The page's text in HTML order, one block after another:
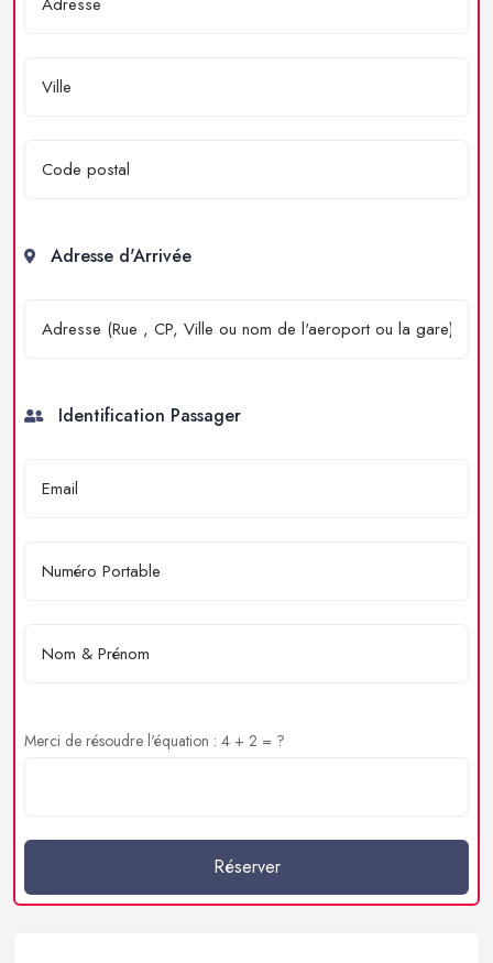
Adresse d'Arrivée
Identification Passager
Merci de résoudre l'équation : 4 + 2 = ?
Réserver